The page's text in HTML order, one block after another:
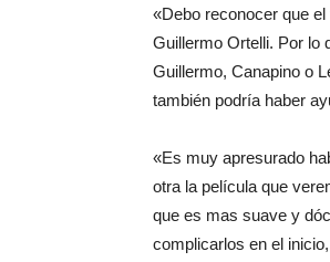
«Debo reconocer que
Guillermo Ortelli. Por lo
Guillermo, Canapino o
también podría haber
«Es muy apresurado
otra la película que
que es mas suave y
complicarlos en el